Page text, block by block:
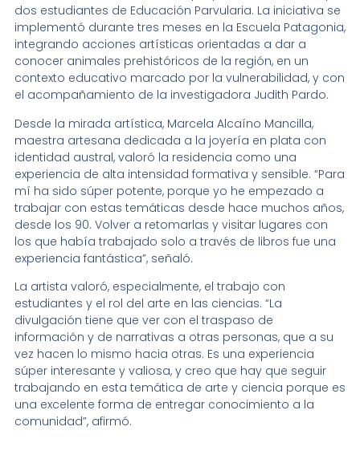
dos estudiantes de Educación Parvularia. La iniciativa se
implementó durante tres meses en la Escuela Patagonia,
integrando acciones artísticas orientadas a dar a
conocer animales prehistóricos de la región, en un
contexto educativo marcado por la vulnerabilidad, y con
el acompañamiento de la investigadora Judith Pardo.
Desde la mirada artística, Marcela Alcaíno Mancilla,
maestra artesana dedicada a la joyería en plata con
identidad austral, valoró la residencia como una
experiencia de alta intensidad formativa y sensible. “Para
mí ha sido súper potente, porque yo he empezado a
trabajar con estas temáticas desde hace muchos años,
desde los 90. Volver a retomarlas y visitar lugares con
los que había trabajado solo a través de libros fue una
experiencia fantástica”, señaló.
La artista valoró, especialmente, el trabajo con
estudiantes y el rol del arte en las ciencias. “La
divulgación tiene que ver con el traspaso de
información y de narrativas a otras personas, que a su
vez hacen lo mismo hacia otras. Es una experiencia
súper interesante y valiosa, y creo que hay que seguir
trabajando en esta temática de arte y ciencia porque es
una excelente forma de entregar conocimiento a la
comunidad”, afirmó.